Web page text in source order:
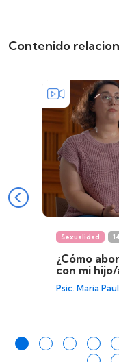
Contenido
Sexualidad
¿Cómo
con mi hijo/
Psic. Maria